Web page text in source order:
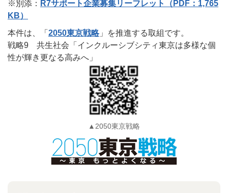
※別添： R7サポート企業募集リーフレット（PDF：1,765
KB）
本件は、「 2050東京戦略」を推進する取組です。
戦略9 共生社会「インクルーシブシティ東京は多様な個
性が輝き更なる高みへ」
▲2050東京戦略